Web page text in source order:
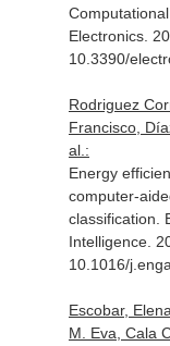
Electronics.
10.3390/
Rodriguez
Francisco,
al.:
Energy
computer-
classification.
Intelligence.
10.1016/
Escobar,
M. Eva, Cala